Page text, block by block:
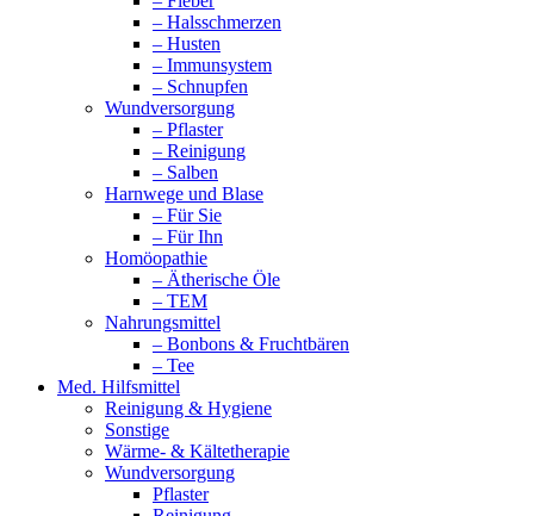
– Halsschmerzen
– Husten
– Immunsystem
– Schnupfen
Wundversorgung
– Pflaster
– Reinigung
– Salben
Harnwege und Blase
– Für Sie
– Für Ihn
Homöopathie
– Ätherische Öle
– TEM
Nahrungsmittel
– Bonbons & Fruchtbären
– Tee
Med. Hilfsmittel
Reinigung & Hygiene
Sonstige
Wärme- & Kältetherapie
Wundversorgung
Pflaster